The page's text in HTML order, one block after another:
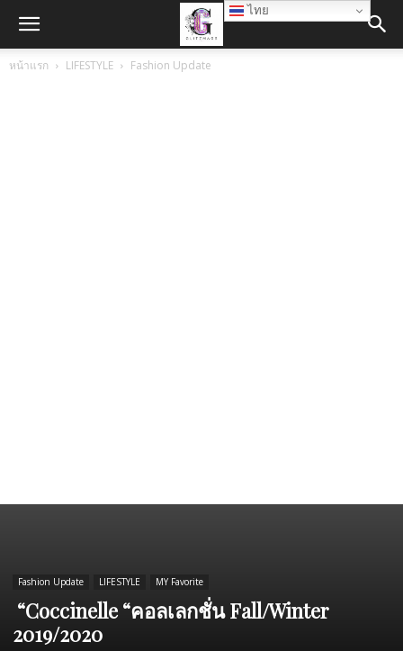
หน้าแรก LIFESTYLE Fashion Update
Fashion Update LIFESTYLE MY Favorite
“Coccinelle “คอลเลกชั่น Fall/Winter
2019/2020
ไทย